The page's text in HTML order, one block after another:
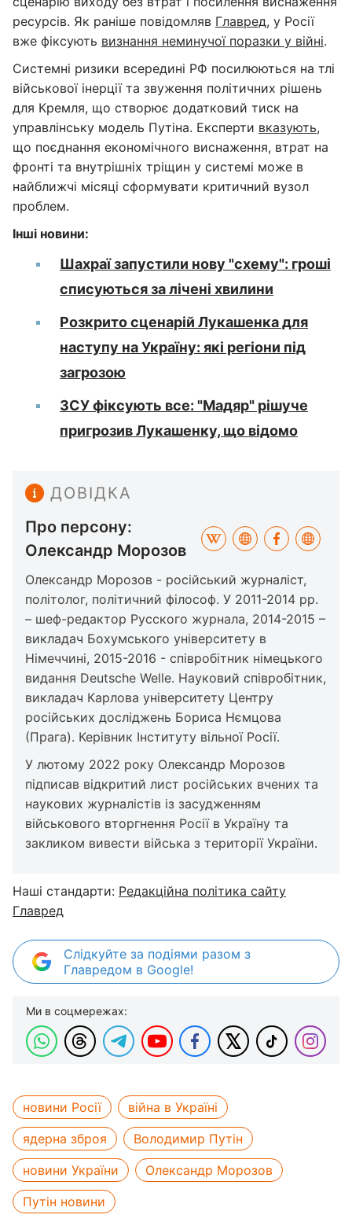
ресурсів. Як раніше повідомляв Главред, у Росії
вже фіксують визнання неминучої поразки у війні.
Системні ризики всередині РФ посилюються на тлі
військової інерції та звуження політичних рішень
для Кремля, що створює додатковий тиск на
управлінську модель Путіна. Експерти вказують,
що поєднання економічного виснаження, втрат на
фронті та внутрішніх тріщин у системі може в
найближчі місяці сформувати критичний вузол
проблем.
Інші новини:
Шахраї запустили нову "схему": гроші
списуються за лічені хвилини
Розкрито сценарій Лукашенка для
наступу на Україну: які регіони під
загрозою
ЗСУ фіксують все: "Мадяр" рішуче
пригрозив Лукашенку, що відомо
ДОВІДКА
Про персону:
Олександр Морозов
Олександр Морозов - російський журналіст,
політолог, політичний філософ. У 2011-2014 рр.
– шеф-редактор Русского журнала, 2014-2015 –
викладач Бохумського університету в
Німеччині, 2015-2016 - співробітник німецького
видання Deutsche Welle. Науковий співробітник,
викладач Карлова університету Центру
російських досліджень Бориса Нємцова
(Прага). Керівник Інституту вільної Росії.
У лютому 2022 року Олександр Морозов
підписав відкритий лист російських вчених та
наукових журналістів із засудженням
військового вторгнення Росії в Україну та
закликом вивести війська з території України.
Наші стандарти: Редакційна політика сайту
Главред
Слідкуйте за подіями разом з
Главредом в Google!
Ми в соцмережах:
новини Росії
війна в Україні
ядерна зброя
Володимир Путін
новини України
Олександр Морозов
Путін новини